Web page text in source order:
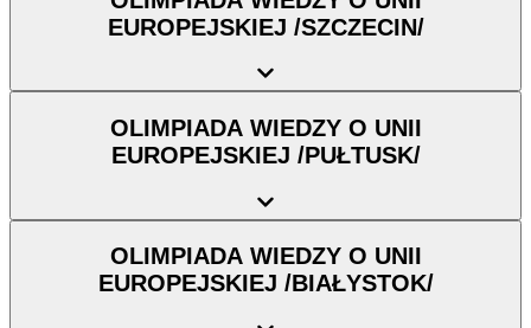
EUROPEJSKIEJ /SZCZECIN/
OLIMPIADA WIEDZY O UNII
EUROPEJSKIEJ /PUŁTUSK/
OLIMPIADA WIEDZY O UNII
EUROPEJSKIEJ /BIAŁYSTOK/